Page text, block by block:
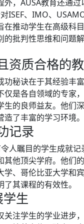
外，AUSA教育还通
ISEF、IMO、
在推动学生在高级科
批判性思维和问题解
资质合格的
功秘诀在于其经验丰
是各自领域的专家
生的良师益友。他们
了丰富的学习环境。
记录
人瞩目的学生成就
其他顶尖学府。他们
学、哥伦比亚大学和
其课程的有效性。
生
关注学生的学业进步